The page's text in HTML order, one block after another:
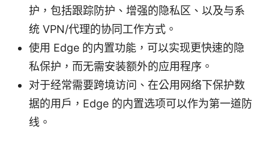
护，包括跟踪防护、增强的隐私区、以及与系
统 VPN/代理的协同工作方式。
使用 Edge 的内置功能，可以实现更快速的隐
私保护，而无需安装额外的应用程序。
对于经常需要跨境访问、在公用网络下保护数
据的用户，Edge 的内置选项可以作为第一道防
线。